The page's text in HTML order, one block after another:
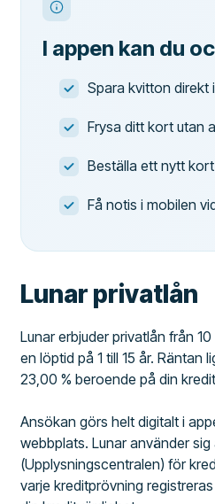
I appen kan du
Spara kvitton direkt
Frysa ditt kort utan
Beställa ett nytt
Få notis i mobilen
Lunar privatlån
Lunar erbjuder privatlån från
en löptid på 1 till 15 år. Räntan
23,00 % beroende på din
Ansökan görs helt digitalt i
webbplats. Lunar använder sig
(Upplysningscentralen) för
varje kreditprövning